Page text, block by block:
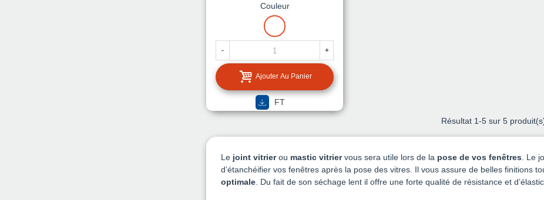
Couleur
BLANC
- +
Ajouter Au Panier
FT
Résultat 1-5 sur 5
Le joint vitrierou mastic vitriervous sera utile lors de la pose de vos fenêtres . Le
d’étanchéifier vos fenêtres après la pose des vitres. Il vous assure de belles finitions
optimale . Du fait de son séchage lent il offre une forte qualité de résistance et